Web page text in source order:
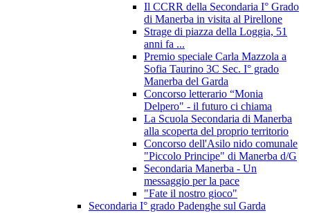
Il CCRR della Secondaria I° Grado
di Manerba in visita al Pirellone
Strage di piazza della Loggia, 51
anni fa ...
Premio speciale Carla Mazzola a
Sofia Taurino 3C Sec. I° grado
Manerba del Garda
Concorso letterario “Monia
Delpero" - il futuro ci chiama
La Scuola Secondaria di Manerba
alla scoperta del proprio territorio
Concorso dell'Asilo nido comunale
"Piccolo Principe" di Manerba d/G
Secondaria Manerba - Un
messaggio per la pace
"Fate il nostro gioco"
Secondaria I° grado Padenghe sul Garda